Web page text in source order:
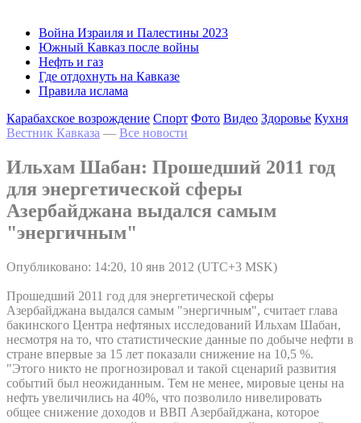
Война Израиля и Палестины 2023
Южный Кавказ после войны
Нефть и газ
Где отдохнуть на Кавказе
Правила ислама
Карабахское возрождение Спорт Фото Видео Здоровье Кухня
Вестник Кавказа — Все новости
Ильхам Шабан: Прошедший 2011 год
для энергетической сферы
Азербайджана выдался самым
"энергичным"
Опубликовано: 14:20, 10 янв 2012 (UTC+3 MSK)
Прошедший 2011 год для энергетической сферы
Азербайджана выдался самым "энергичным", считает глава
бакинского Центра нефтяных исследований Ильхам Шабан,
несмотря на то, что статистические данные по добыче нефти в
стране впервые за 15 лет показали снижение на 10,5 %.
"Этого никто не прогнозировал и такой сценарий развития
событий был неожиданным. Тем не менее, мировые цены на
нефть увеличились на 40%, что позволило нивелировать
общее снижение доходов и ВВП Азербайджана, которое